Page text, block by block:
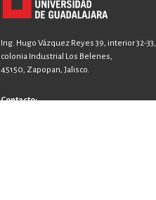
Ing. Hugo Vázquez Reyes 39, interior 32-33,
colonia Industrial Los Belenes,
45150, Zapopan, Jalisco.
Contacto: